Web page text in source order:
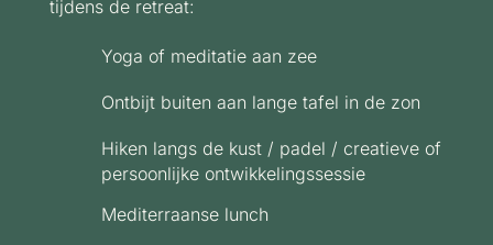
tijdens de retreat:
Yoga of meditatie aan zee
Ontbijt buiten aan lange tafel in de zon
Hiken langs de kust / padel / creatieve of
persoonlijke ontwikkelingssessie
Mediterraanse lunch